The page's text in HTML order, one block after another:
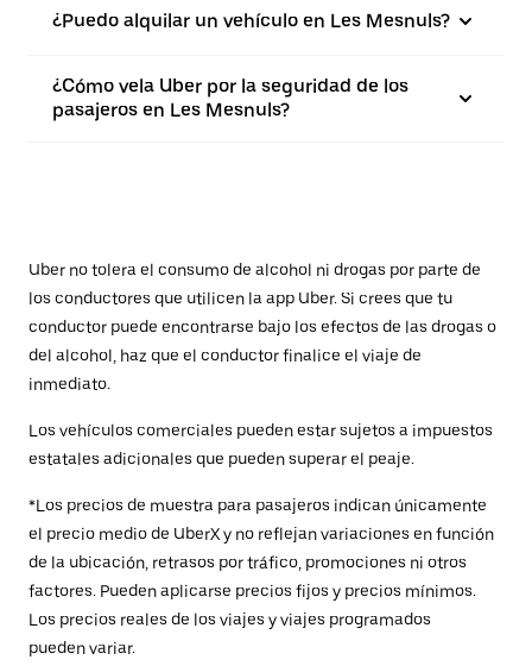
¿Puedo alquilar un vehículo en Les Mesnuls?
¿Cómo vela Uber por la seguridad de los
pasajeros en Les Mesnuls?
Uber no tolera el consumo de alcohol ni drogas por parte de
los conductores que utilicen la app Uber. Si crees que tu
conductor puede encontrarse bajo los efectos de las drogas o
del alcohol, haz que el conductor finalice el viaje de
inmediato.
Los vehículos comerciales pueden estar sujetos a impuestos
estatales adicionales que pueden superar el peaje.
*Los precios de muestra para pasajeros indican únicamente
el precio medio de UberX y no reflejan variaciones en función
de la ubicación, retrasos por tráfico, promociones ni otros
factores. Pueden aplicarse precios fijos y precios mínimos.
Los precios reales de los viajes y viajes programados
pueden variar.